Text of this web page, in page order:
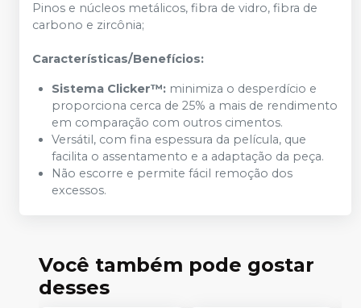
Pinos e núcleos metálicos, fibra de vidro, fibra de
carbono e zircônia;
Características/Benefícios:
Sistema Clicker™: minimiza o desperdício e
proporciona cerca de 25% a mais de rendimento
em comparação com outros cimentos.
Versátil, com fina espessura da película, que
facilita o assentamento e a adaptação da peça.
Não escorre e permite fácil remoção dos
excessos.
Você também pode gostar
desses